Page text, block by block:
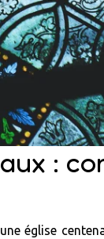
:
église